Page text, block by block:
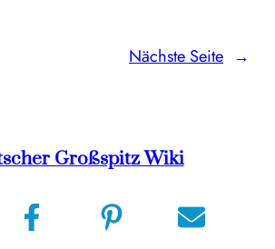
Nächste Seite →
Großspitz Wiki